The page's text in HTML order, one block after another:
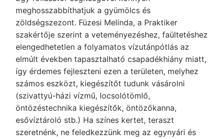
meghosszabbíthatjuk a gyümölcs és
zöldségszezont. Füzesi Melinda, a Praktiker
szakértője szerint a veteményezéshez, faültetéshez
elengedhetetlen a folyamatos vízutánpótlás az
elmúlt években tapasztalható csapadékhiány miatt,
így érdemes fejleszteni ezen a területen, melyhez
számos eszközt, kiegészítőt tudunk vásárolni
(szivattyú-házi vízmű, locsolótömlő,
öntözéstechnika kiegészítők, öntözőkanna,
esővíztároló stb.) Ha színes kertet, teraszt
szeretnénk, ne feledkezzünk meg az egynyári és